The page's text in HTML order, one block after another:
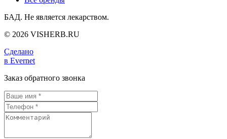
БАД. Не является лекарством.
© 2026 VISHERB.RU
Сделано
в Evernet
Заказ обратного звонка